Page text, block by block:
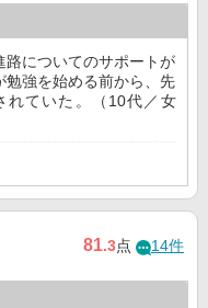
路についてのサポートが
勉強を始める前から、先
れていた。（10代／女
81.3点 14件